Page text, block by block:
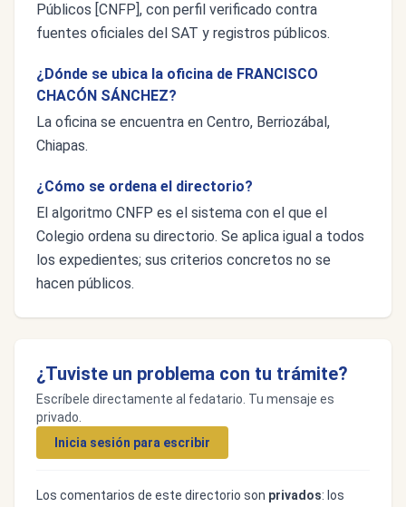
Públicos [CNFP], con perfil verificado contra
fuentes oficiales del SAT y registros públicos.
¿Dónde se ubica la oficina de FRANCISCO
CHACÓN SÁNCHEZ?
La oficina se encuentra en Centro, Berriozábal,
Chiapas.
¿Cómo se ordena el directorio?
El algoritmo CNFP es el sistema con el que el
Colegio ordena su directorio. Se aplica igual a todos
los expedientes; sus criterios concretos no se
hacen públicos.
¿Tuviste un problema con tu trámite?
Escríbele directamente al fedatario. Tu mensaje es
privado.
Inicia sesión para escribir
Los comentarios de este directorio son privados: los